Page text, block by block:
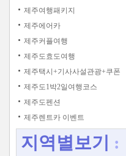
제주여행패키지
제주에어카
제주커플여행
제주도효도여행
제주택시+기사사설관광+쿠폰
제주도1박2일여행코스
제주도펜션
제주렌트카 이벤트
지역별보기 :